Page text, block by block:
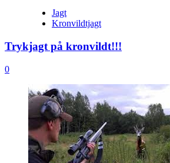
Jagt
Kronvildtjagt
Trykjagt på kronvildt!!!
0